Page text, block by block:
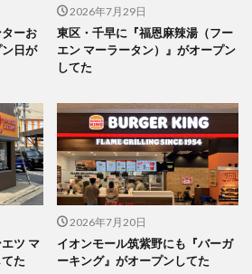
ーお
日が
2026年7月29日
東区・千早に『福恩麻辣湯（フー
エン マーラータン）』がオープン
してた
ツ マ
た
2026年7月20日
イオンモール筑紫野にも『バーガ
ーキング』がオープンしてた